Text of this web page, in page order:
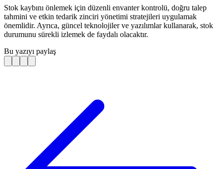
Stok kaybını önlemek için düzenli envanter kontrolü, doğru talep
tahmini ve etkin tedarik zinciri yönetimi stratejileri uygulamak
önemlidir. Ayrıca, güncel teknolojiler ve yazılımlar kullanarak, stok
durumunu sürekli izlemek de faydalı olacaktır.
Bu yazıyı paylaş